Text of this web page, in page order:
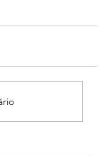
Ponte
muda
e